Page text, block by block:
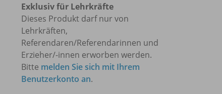
Exklusiv für Lehrkräfte
Dieses Produkt darf nur von
Lehrkräften,
Referendaren/Referendarinnen und
Erzieher/-innen erworben werden.
Bitte melden Sie sich mit Ihrem
Benutzerkonto an.